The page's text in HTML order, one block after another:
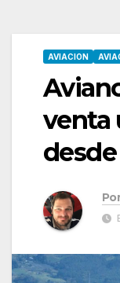
AVIACION
venta
Por